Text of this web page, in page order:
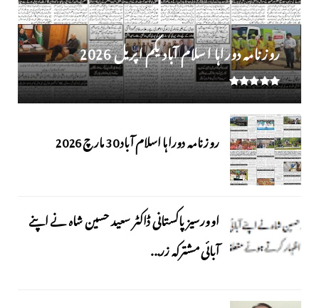
روز نامہ دوراہا اسلام آباد یکم اپریل 2026
روزنامہ دوراہا اسلام آباد 30 مارچ 2026
اوورسیز پاکستانی ڈاکٹر سعید حسین شاہ نے اپنے
آبائی مشترکہ زر...